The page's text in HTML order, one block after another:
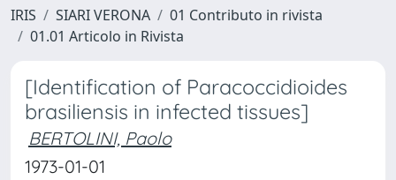
IRIS SIARI VERONA
01 Contributo in rivista
01.01 Articolo in Rivista
[Identification of Paracoccidioides
brasiliensis in infected tissues]
BERTOLINI, Paolo
1973-01-01